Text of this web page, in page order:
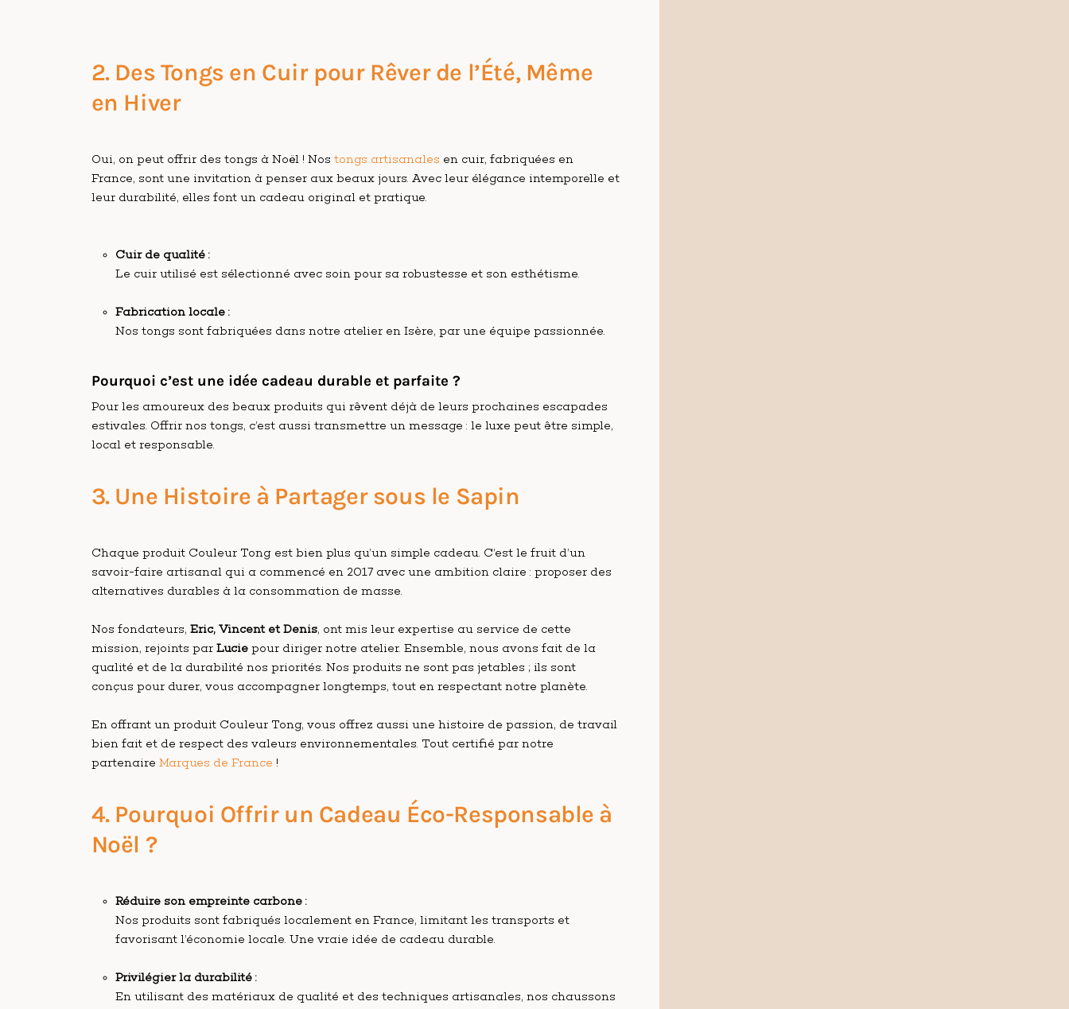
2. Des Tongs en Cuir pour Rêver de l’Été, Même
en Hiver
Oui, on peut offrir des tongs à Noël ! Nos tongs artisanales en cuir, fabriquées en
France, sont une invitation à penser aux beaux jours. Avec leur élégance intemporelle et
leur durabilité, elles font un cadeau original et pratique.
Cuir de qualité :
Le cuir utilisé est sélectionné avec soin pour sa robustesse et son esthétisme.
Fabrication locale :
Nos tongs sont fabriquées dans notre atelier en Isère, par une équipe passionnée.
Pourquoi c’est une idée cadeau durable et parfaite ?
Pour les amoureux des beaux produits qui rêvent déjà de leurs prochaines escapades
estivales. Offrir nos tongs, c’est aussi transmettre un message : le luxe peut être simple,
local et responsable.
3. Une Histoire à Partager sous le Sapin
Chaque produit Couleur Tong est bien plus qu’un simple cadeau. C’est le fruit d’un
savoir-faire artisanal qui a commencé en 2017 avec une ambition claire : proposer des
alternatives durables à la consommation de masse.
Nos fondateurs, Eric, Vincent et Denis, ont mis leur expertise au service de cette
mission, rejoints par Luciepour diriger notre atelier. Ensemble, nous avons fait de la
qualité et de la durabilité nos priorités. Nos produits ne sont pas jetables ; ils sont
conçus pour durer, vous accompagner longtemps, tout en respectant notre planète.
En offrant un produit Couleur Tong, vous offrez aussi une histoire de passion, de travail
bien fait et de respect des valeurs environnementales. Tout certifié par notre
partenaire Marques de France !
4. Pourquoi Offrir un Cadeau Éco-Responsable à
Noël ?
Réduire son empreinte carbone :
Nos produits sont fabriqués localement en France, limitant les transports et
favorisant l’économie locale. Une vraie idée de cadeau durable.
Privilégier la durabilité :
En utilisant des matériaux de qualité et des techniques artisanales, nos chaussons